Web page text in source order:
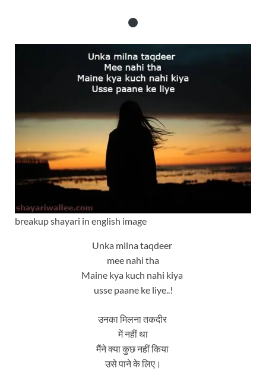
breakup shayari in english image
Unka milna taqdeer
mee nahi tha
Maine kya kuch nahi kiya
usse paane ke liye..!
उनका मिलना तकदीर
में नहीं था
मैंने क्या कुछ नहीं किया
उसे पाने के लिए।